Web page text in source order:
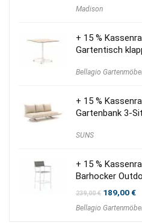
war:
Madison
+ 15 %
Gartentisch
Bellagio
+ 15 %
Gartenbank 3-
SUNS
+ 15 %
Barhocker
239,00€
war:
189,00€
Bellagio